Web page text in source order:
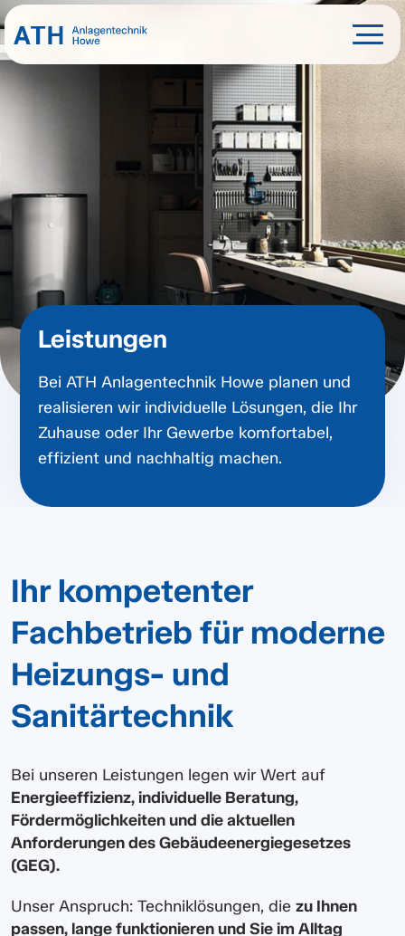
Leistungen
Bei ATH Anlagentechnik Howe planen und
realisieren wir individuelle Lösungen, die Ihr
Zuhause oder Ihr Gewerbe komfortabel,
effizient und nachhaltig machen.
Ihr kompetenter
Fachbetrieb für moderne
Heizungs- und
Sanitärtechnik
Bei unseren Leistungen legen wir Wert auf
Energieeffizienz, individuelle Beratung,
Fördermöglichkeiten und die aktuellen
Anforderungen des Gebäudeenergiegesetzes
(GEG).
Unser Anspruch: Techniklösungen, die zu Ihnen
passen, lange funktionieren und Sie im Alltag